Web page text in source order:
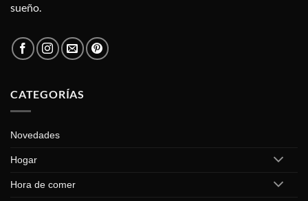
sueño.
CATEGORÍAS
Novedades
Hogar
Hora de comer